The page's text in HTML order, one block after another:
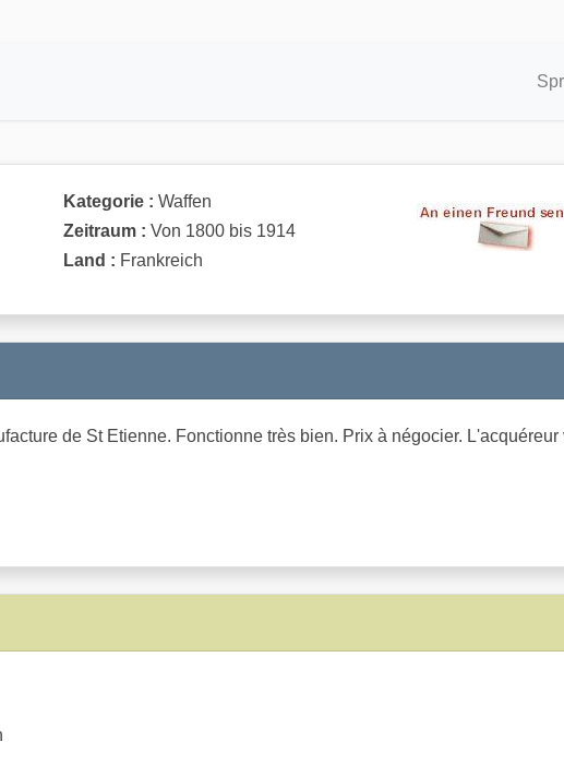
Kategorie : Waffen
Zeitraum : Von 1800 bis 1914
Land : Frankreich
de St Etienne. Fonctionne très bien. Prix à négocier.